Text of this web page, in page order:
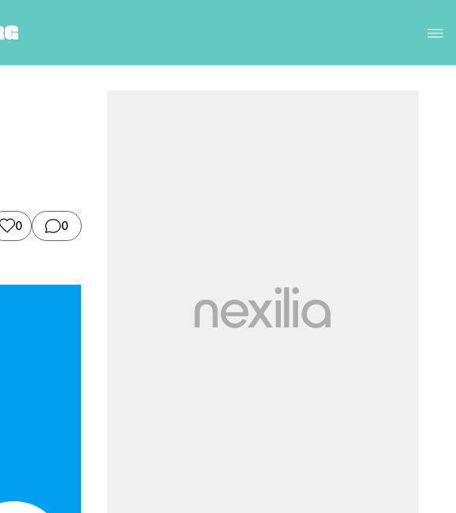
0 0